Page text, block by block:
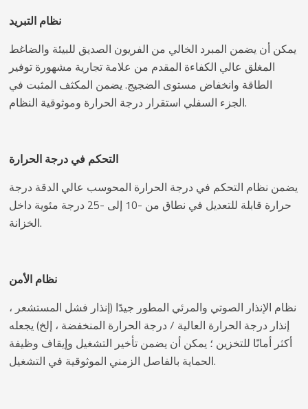
نظام التبريد
يمكن أن يضمن المبرد الخالي من الفريون الصديق للبيئة والضاغط
المغلق عالي الكفاءة المقدم من علامة تجارية مشهورة توفير
الطاقة وانخفاض مستوى الضجيج. يضمن المكثف المثبت في
الجزء السفلي استقرار درجة الحرارة وموثوقية النظام.
التحكم في درجة الحرارة
يضمن نظام التحكم في درجة الحرارة المحوسب عالي الدقة درجة
حرارة قابلة للتعديل في نطاق من -10 إلى -25 درجة مئوية داخل
الخزانة.
نظام الأمن
نظام الإنذار الصوتي والمرئي المطور جيدًا (إنذار فشل المستشعر ،
إنذار درجة الحرارة العالية / درجة الحرارة المنخفضة ، إلخ) يجعله
أكثر أمانًا للتخزين ؛ يمكن أن يضمن تأخير التشغيل وإيقاف وظيفة
الحماية بالفاصل الزمني الموثوقية في التشغيل.